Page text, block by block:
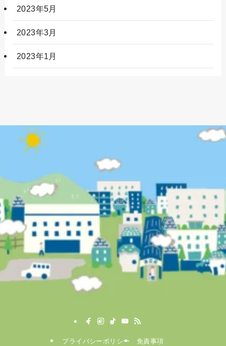
2023年5月
2023年3月
2023年1月
プライバシーポリシー 免責事項